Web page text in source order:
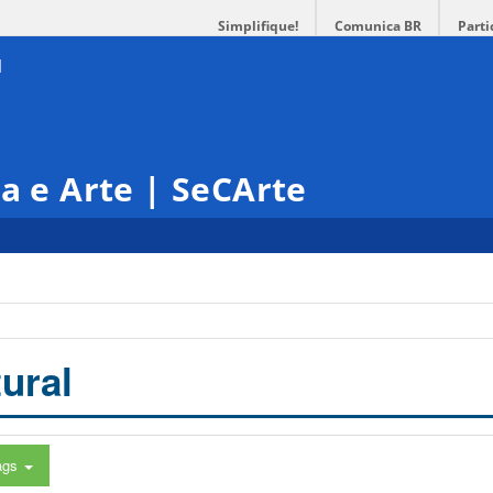
Simplifique! Comunica BR
e Arte | SeCArte